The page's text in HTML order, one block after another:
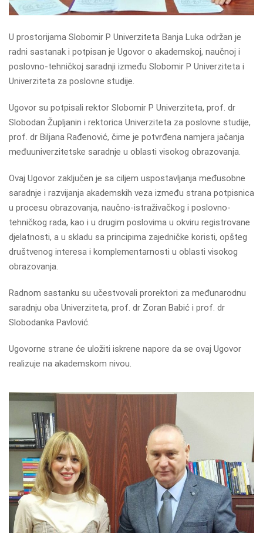
U prostorijama Slobomir P Univerziteta Banja Luka održan je
radni sastanak i potpisan je Ugovor o akademskoj, naučnoj i
poslovno-tehničkoj saradnji između Slobomir P Univerziteta i
Univerziteta za poslovne studije.
Ugovor su potpisali rektor Slobomir P Univerziteta, prof. dr
Slobodan Župljanin i rektorica Univerziteta za poslovne studije,
prof. dr Biljana Rađenović, čime je potvrđena namjera jačanja
međuuniverzitetske saradnje u oblasti visokog obrazovanja.
Ovaj Ugovor zaključen je sa ciljem uspostavljanja međusobne
saradnje i razvijanja akademskih veza između strana potpisnica
u procesu obrazovanja, naučno-istraživačkog i poslovno-
tehničkog rada, kao i u drugim poslovima u okviru registrovane
djelatnosti, a u skladu sa principima zajedničke koristi, opšteg
društvenog interesa i komplementarnosti u oblasti visokog
obrazovanja.
Radnom sastanku su učestvovali prorektori za međunarodnu
saradnju oba Univerziteta, prof. dr Zoran Babić i prof. dr
Slobodanka Pavlović.
Ugovorne strane će uložiti iskrene napore da se ovaj Ugovor
realizuje na akademskom nivou.